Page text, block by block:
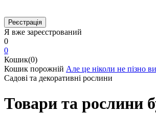
Я вже зареєстрований
0
0
Кошик(0)
Кошик порожній Але це ніколи не пізно
Садові та декоративні рослини
Товари та рослини